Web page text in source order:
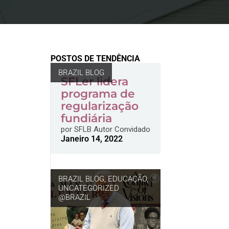
POSTOS DE TENDÊNCIA
BRAZIL BLOG
SFLer lidera
programa de
regularização
fundiária
porSFLB Autor Convidado
Janeiro 14, 2022
BRAZIL BLOG,EDUCAÇÃO,
UNCATEGORIZED
@BRAZIL